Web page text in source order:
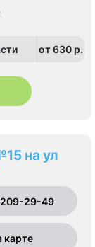
от 630 p.
на ул
209-29-49
карте